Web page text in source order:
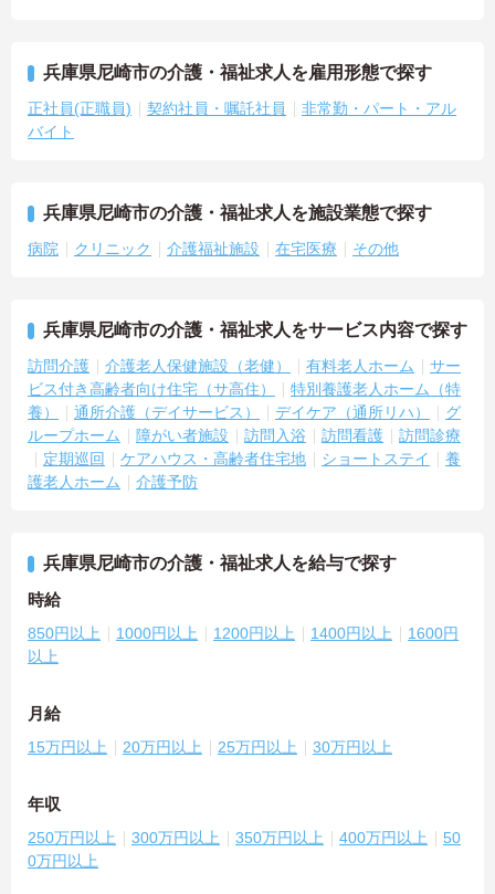
兵庫県尼崎市の介護・福祉求人を雇用形態で探す
正社員(正職員) 契約社員・嘱託社員
非常勤・パート・アル
バイト
兵庫県尼崎市の介護・福祉求人を施設業態で探す
病院 クリニック 介護福祉施設 在宅医療 その他
兵庫県尼崎市の介護・福祉求人をサービス内容で探す
訪問介護 介護老人保健施設（老健） 有料老人ホーム
サー
ビス付き高齢者向け住宅（サ高住）
特別養護老人ホーム（特
養）
通所介護（デイサービス） デイケア（通所リハ）
グ
ループホーム
障がい者施設 訪問入浴 訪問看護
訪問診療
定期巡回
ケアハウス・高齢者住宅地 ショートステイ
養
護老人ホーム
介護予防
兵庫県尼崎市の介護・福祉求人を給与で探す
時給
850円以上 1000円以上 1200円以上 1400円以上
1600円
以上
月給
15万円以上 20万円以上 25万円以上 30万円以上
年収
250万円以上 300万円以上 350万円以上 400万円以上
50
0万円以上